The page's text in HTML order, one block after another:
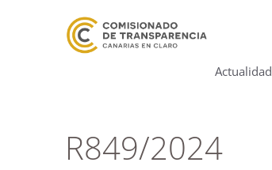
Actualidad
R849/2024